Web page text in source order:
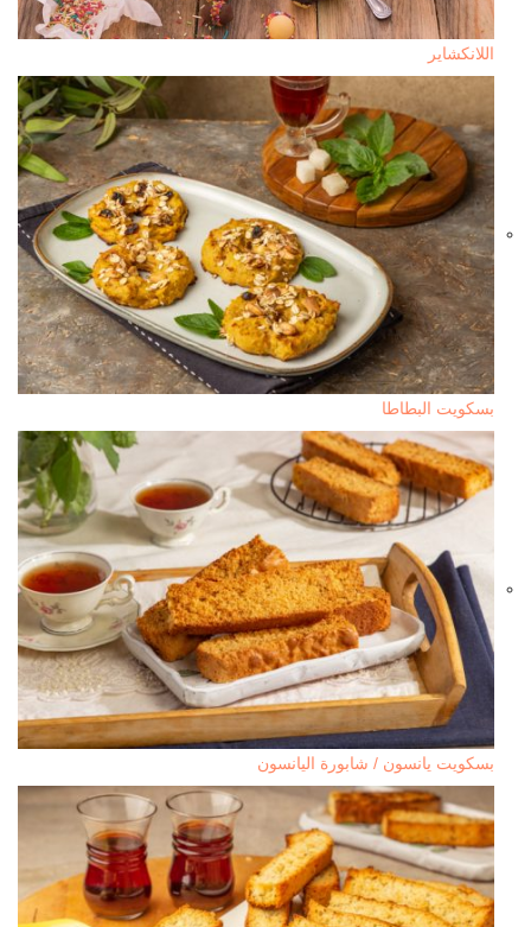
اللانكشاير
بسكويت البطاطا
بسكويت يانسون / شابورة اليانسون